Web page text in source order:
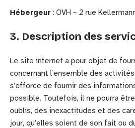
Hébergeur : OVH – 2 rue
3. Description des
Le site internet a pour objet de
concernant l’ensemble des
s’efforce de fournir des
possible. Toutefois, il ne pourra
oublis, des inexactitudes et des
jour, qu’elles soient de son fait ou